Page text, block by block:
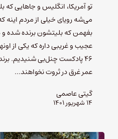
تو آمریکا، انگلیس و جاهایی که
می‌شه رویای خیلی از مردم اینه
بفهمن که بلیتشون برنده شده
عجیب و غریبی داره که یکی از
۴۶ پادکست چنل‌بی شنیدیم.
عمر غرق در ثروت نخواهند…
گیتی عاصمی
۱۴ شهریور ۱۴۰۱